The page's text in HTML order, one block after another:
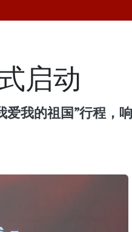
启动
我的祖国”行程，